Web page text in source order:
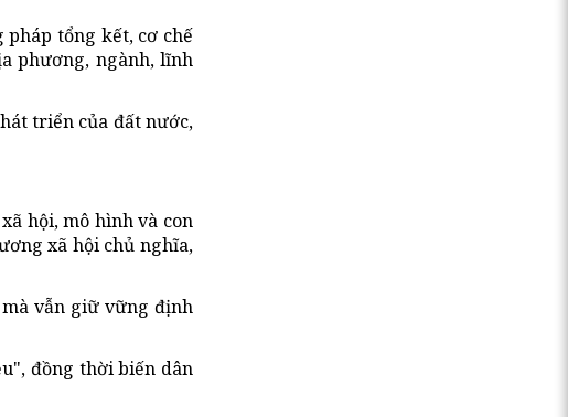
tổng kết, cơ chế
phương, ngành, lĩnh
triển của đất nước,
hội, mô hình và con
xã hội chủ nghĩa,
vẫn giữ vững định
đồng thời biến dân